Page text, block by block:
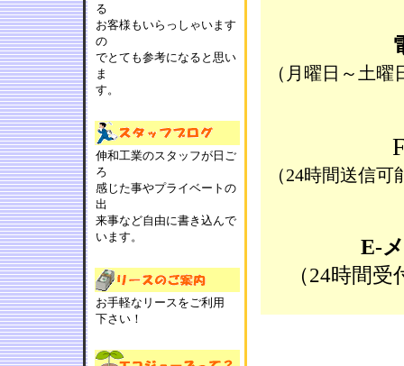
る
お客様もいらっしゃいます
の
でとても参考になると思い
ま
す。
伸和工業のスタッフが日ご
ろ
感じた事やプライベートの
出
来事など自由に書き込んで
います。
お手軽なリースをご利用
下さい！
（月曜日～土
（24時間送信
E-
（24時間